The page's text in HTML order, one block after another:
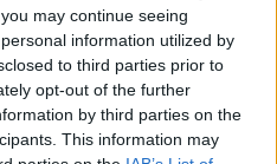
may continue seeing
information utilized by
to third parties prior to
opt-out of the further
by third parties on the
This information may